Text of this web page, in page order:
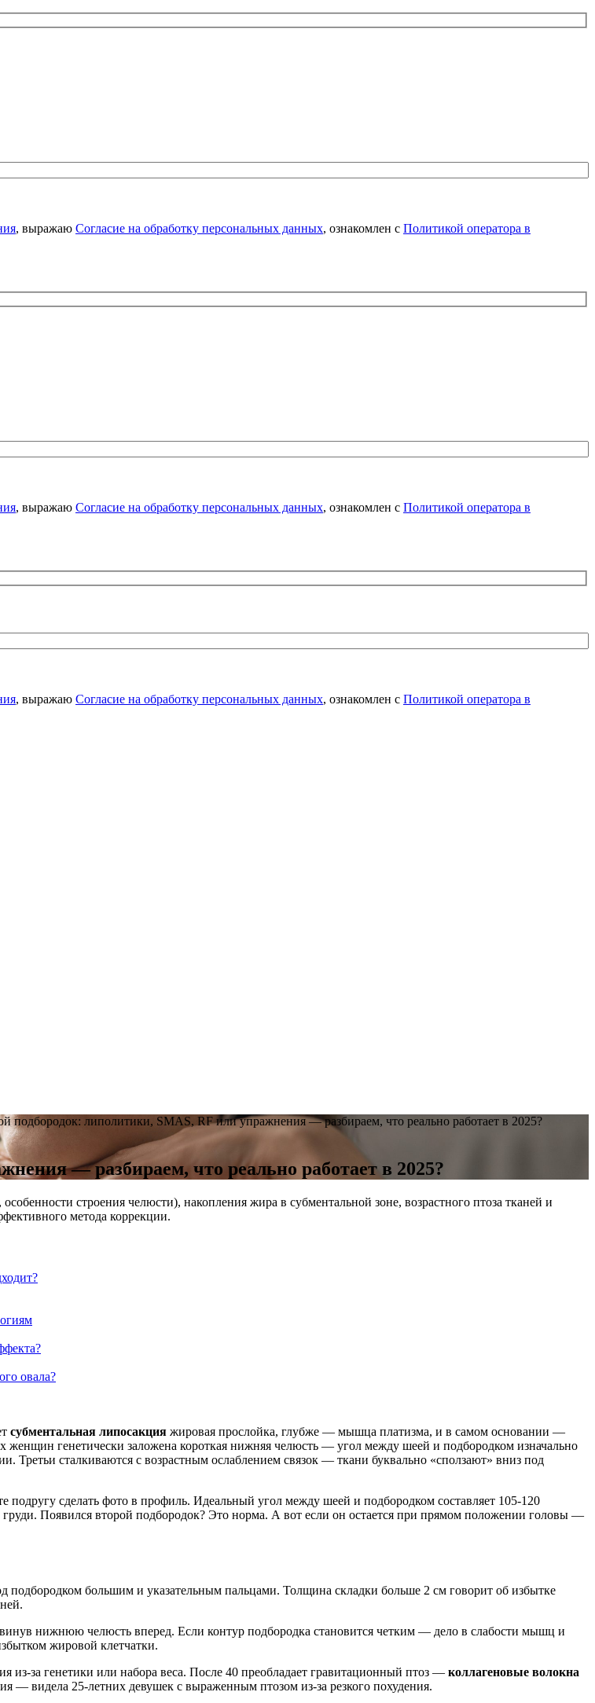
, выражаю Согласие на обработку персональных данных, ознакомлен с Политикой оператора в
, выражаю Согласие на обработку персональных данных, ознакомлен с Политикой оператора в
, выражаю Согласие на обработку персональных данных, ознакомлен с Политикой оператора в
подбородок: липолитики, SMAS, RF или упражнения — разбираем, что реально работает в 2025?
— разбираем, что реально работает в 2025?
строения челюсти), накопления жира в субментальной зоне, возрастного птоза тканей и
метода коррекции.
овала?
субментальная липосакция жировая прослойка, глубже — мышца платизма, и в самом основании —
генетически заложена короткая нижняя челюсть — угол между шеей и подбородком изначально
сталкиваются с возрастным ослаблением связок — ткани буквально «сползают» вниз под
подругу сделать фото в профиль. Идеальный угол между шеей и подбородком составляет 105-120
Появился второй подбородок? Это норма. А вот если он остается при прямом положении головы —
подбородком большим и указательным пальцами. Толщина складки больше 2 см говорит об избытке
нижнюю челюсть вперед. Если контур подбородка становится четким — дело в слабости мышц и
жировой клетчатки.
из-за генетики или набора веса. После 40 преобладает гравитационный птоз — коллагеновые волокна
— видела 25-летних девушек с выраженным птозом из-за резкого похудения.